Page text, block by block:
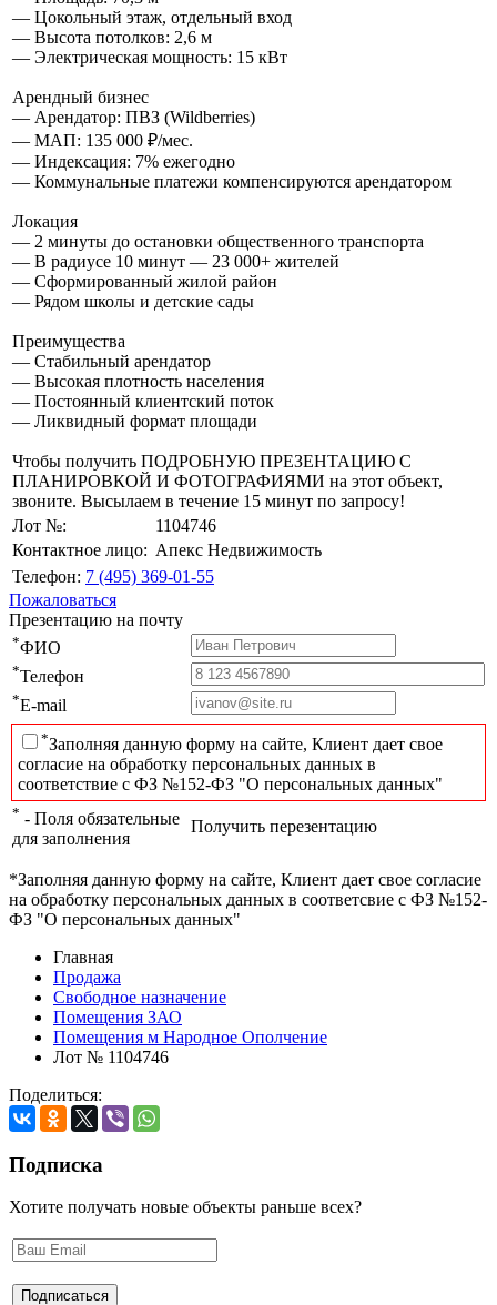
— Цокольный этаж, отдельный вход
— Высота потолков: 2,6 м
— Электрическая мощность: 15 кВт
Арендный бизнес
— Арендатор: ПВЗ (Wildberries)
— МАП: 135 000 ₽/мес.
— Индексация: 7% ежегодно
— Коммунальные платежи компенсируются арендатором
Локация
— 2 минуты до остановки общественного транспорта
— В радиусе 10 минут — 23 000+ жителей
— Сформированный жилой район
— Рядом школы и детские сады
Преимущества
— Стабильный арендатор
— Высокая плотность населения
— Постоянный клиентский поток
— Ликвидный формат площади
Чтобы получить ПОДРОБНУЮ ПРЕЗЕНТАЦИЮ С
ПЛАНИРОВКОЙ И ФОТОГРАФИЯМИ на этот объект,
звоните. Высылаем в течение 15 минут по запросу!
Лот №:
1104746
Контактное лицо: Апекс Недвижимость
Телефон: 7 (495) 369-01-55
Пожаловаться
Презентацию на почту
*ФИО
*Телефон
*E-mail
*Заполняя данную форму на сайте, Клиент дает свое
согласие на обработку персональных данных в
соответствие с ФЗ №152-ФЗ "О персональных данных"
* - Поля обязательные
для заполнения
Получить перезентацию
*Заполняя данную форму на сайте, Клиент дает свое согласие
на обработку персональных данных в соответсвие с ФЗ №152-
ФЗ "О персональных данных"
Главная
Продажа
Свободное назначение
Помещения ЗАО
Помещения м Народное Ополчение
Лот № 1104746
Поделиться:
Подписка
Хотите получать новые объекты раньше всех?